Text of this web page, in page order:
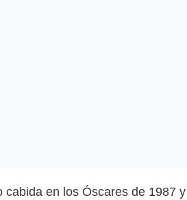
cabida en los Óscares de 1987 y